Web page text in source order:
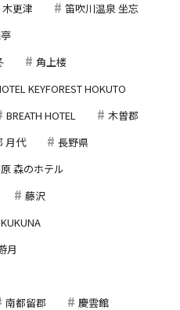
木更津
笛吹川温泉 坐忘
角上楼
KEYFOREST HOKUTO
BREATH HOTEL
木曽郡
月代
長野県
森のホテル
藤沢
KUKUNA
月
南都留郡 慶雲館